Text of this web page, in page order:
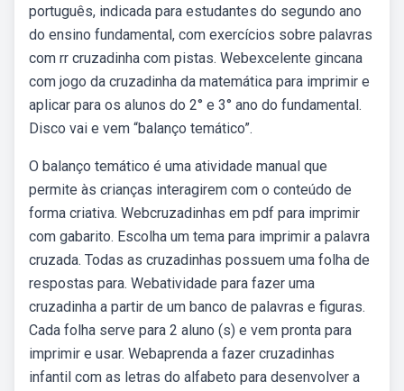
português, indicada para estudantes do segundo ano
do ensino fundamental, com exercícios sobre palavras
com rr cruzadinha com pistas. Webexcelente gincana
com jogo da cruzadinha da matemática para imprimir e
aplicar para os alunos do 2° e 3° ano do fundamental.
Disco vai e vem “balanço temático”.
O balanço temático é uma atividade manual que
permite às crianças interagirem com o conteúdo de
forma criativa. Webcruzadinhas em pdf para imprimir
com gabarito. Escolha um tema para imprimir a palavra
cruzada. Todas as cruzadinhas possuem uma folha de
respostas para. Webatividade para fazer uma
cruzadinha a partir de um banco de palavras e figuras.
Cada folha serve para 2 aluno (s) e vem pronta para
imprimir e usar. Webaprenda a fazer cruzadinhas
infantil com as letras do alfabeto para desenvolver a